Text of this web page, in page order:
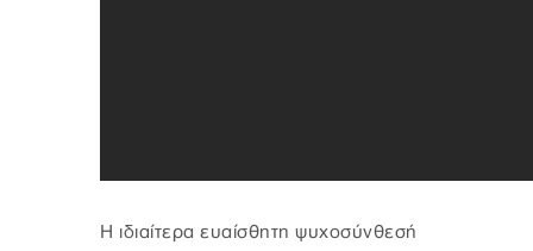
Η ιδιαίτερα ευαίσθητη ψυχοσύνθεσή